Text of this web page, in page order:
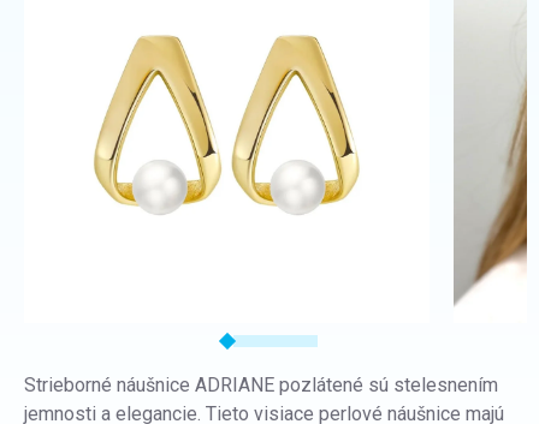
Strieborné náušnice ADRIANE pozlátené sú stelesnením
jemnosti a elegancie. Tieto visiace perlové náušnice majú